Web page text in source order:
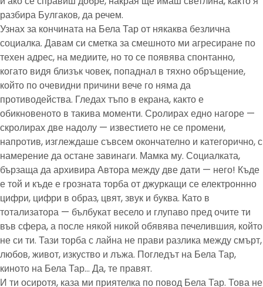
разбира Булгаков, да речем.
Узнах за кончината на Бела Тар от някаква безлична
социалка. Давам си сметка за смешното ми агресиране по
техен адрес, на медиите, но то се появява спонтанно,
когато видя близък човек, попаднал в тяхно обръщение,
който по очевидни причини вече го няма да
противодейства. Гледах тъпо в екрана, както е
обикновеното в такива моменти. Сролирах едно нагоре —
скролирах две надолу — известието не се промени,
напротив, изглеждаше съвсем окончателно и категорично, с
намерение да остане завинаги. Мамка му. Социалката,
бързаща да архивира Автора между две дати — него! Къде
е той и къде е грозната торба от джуркащи се електроннно
цифри, цифри в образ, цвят, звук и буква. Като в
тотализатора — бълбукат весело и глупаво пред очите ти
във сфера, а после някой никой обявява печелившия, който
не си ти. Тази торба с лайна не прави разлика между смърт,
любов, живот, изкуство и лъжа. Погледът на Бела Тар,
киното на Бела Тар… Да, те правят.
И ти осиротя, каза ми приятелка по повод Бела Тар. Това не